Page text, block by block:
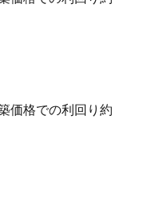
格での利回り約